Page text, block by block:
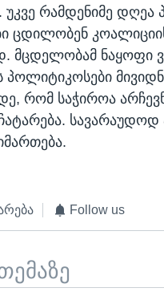
უკვე რამდენიმე
ცდილობენ კოალიციის
მცდელობამ ნაყოფი
პოლიტიკოსები
რომ საჭიროა
სავარაუდოდ
Follow us